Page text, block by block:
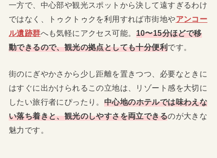
一方で、中心部や観光スポットから決して遠すぎるわけ
ではなく、トゥクトゥクを利用すれば市街地やアンコー
ル遺跡群へも気軽にアクセス可能。 10〜15分ほどで移
動できるので、観光の拠点としても十分便利 です。
街のにぎやかさから少し距離を置きつつ、必要なときに
はすぐに出かけられるこの立地は、リゾート感を大切に
したい旅行者にぴったり。 中心地のホテルでは味わえな
い落ち着きと、観光のしやすさを両立できるのが大きな
魅力です。